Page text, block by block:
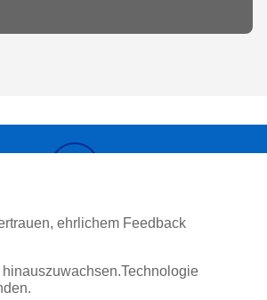
ehrlichem Feedback